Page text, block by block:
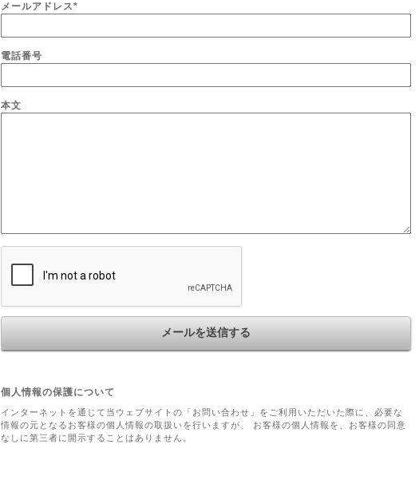
メールアドレス*
電話番号
本文
個人情報の保護について
インターネットを通じて当ウェブサイトの「お問い合わせ」をご利用いただいた際に、必要な
情報の元となるお客様の個人情報の取扱いを行いますが、 お客様の個人情報を、お客様の同意
なしに第三者に開示することはありません。